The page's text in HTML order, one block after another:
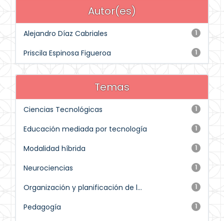
Autor(es)
1
Alejandro Díaz Cabriales
1
Priscila Espinosa Figueroa
Temas
1
Ciencias Tecnológicas
1
Educación mediada por tecnología
1
Modalidad híbrida
1
Neurociencias
1
Organización y planificación de l...
1
Pedagogía